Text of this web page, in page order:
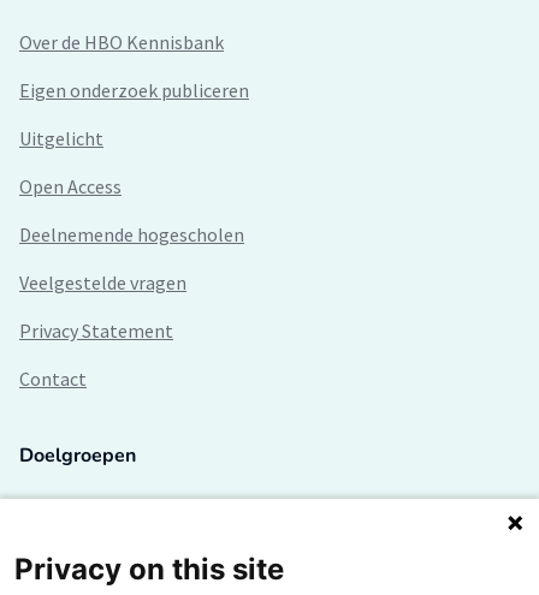
Over de HBO Kennisbank
Eigen onderzoek publiceren
Uitgelicht
Open Access
Deelnemende hogescholen
Veelgestelde vragen
Privacy Statement
Contact
Doelgroepen
Lectoren en onderzoekers
Privacy on this site